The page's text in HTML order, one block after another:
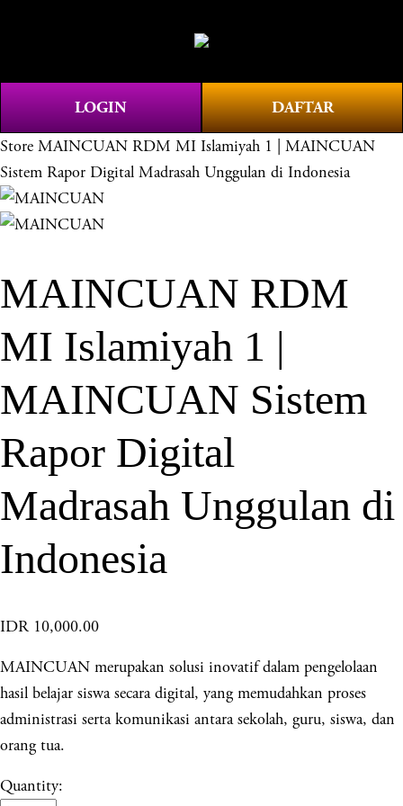
e
u
LOGIN DAFTAR
Store MAINCUAN RDM MI Islamiyah 1 | MAINCUAN
Sistem Rapor Digital Madrasah Unggulan di Indonesia
MAINCUAN RDM
MI Islamiyah 1 |
MAINCUAN Sistem
Rapor Digital
Madrasah Unggulan di
Indonesia
IDR 10,000.00
MAINCUAN merupakan solusi inovatif dalam pengelolaan
hasil belajar siswa secara digital, yang memudahkan proses
administrasi serta komunikasi antara sekolah, guru, siswa, dan
orang tua.
Quantity: